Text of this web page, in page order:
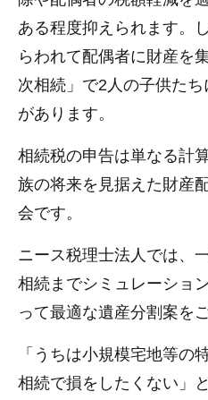
ある程度抑えられます。
らわれて配偶者に財産を
次相続」で2人の子供た
があります。
相続税の申告は単なる計
族の将来を見据えた財産
会です。
ニース税理士法人では、
相続までシミュレーショ
って最適な遺産分割案を
「うちは小規模宅地等の
相続で損をしたくない」